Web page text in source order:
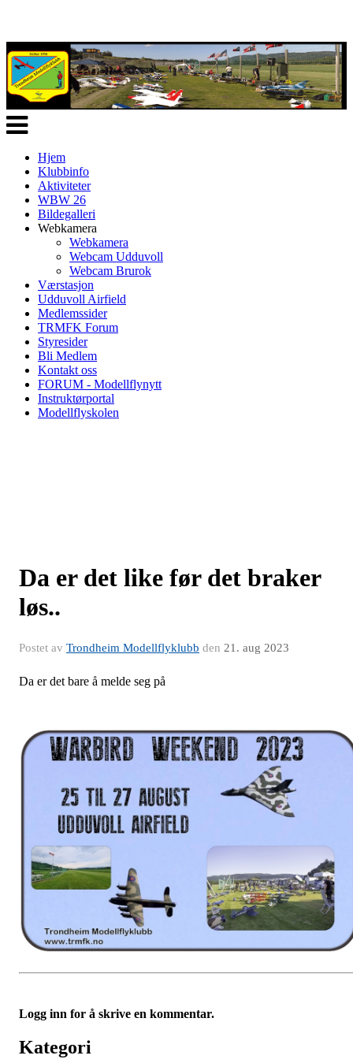
Veksle
navigasjon
Hjem
Klubbinfo
Aktiviteter
WBW 26
Bildegalleri
Webkamera
Webkamera
Webcam Udduvoll
Webcam Brurok
Værstasjon
Udduvoll Airfield
Medlemssider
TRMFK Forum
Styresider
Bli Medlem
Kontakt oss
FORUM - Modellflynytt
Instruktørportal
Modellflyskolen
Da er det like før det braker
løs..
Postet av Trondheim Modellflyklubb den 21. aug 2023
Da er det bare å melde seg på
Logg inn for å skrive en kommentar.
Kategori